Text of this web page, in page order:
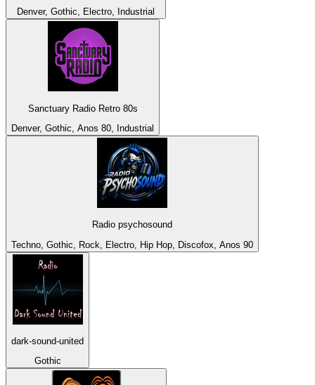
Denver, Gothic, Electro, Industrial
Sanctuary Radio Retro 80s
Denver, Gothic, Anos 80, Industrial
Radio psychosound
Techno, Gothic, Rock, Electro, Hip Hop, Discofox, Anos 90
dark-sound-united
Gothic